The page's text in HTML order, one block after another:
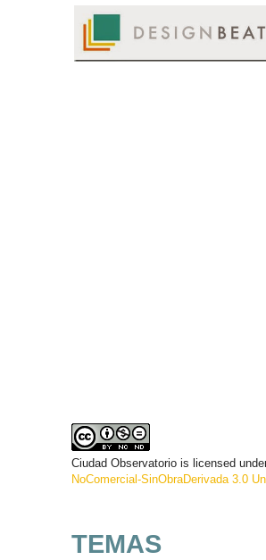
Ciudad Observatorio is licensed
NoComercial-SinObraDerivada 3.0
TEMAS